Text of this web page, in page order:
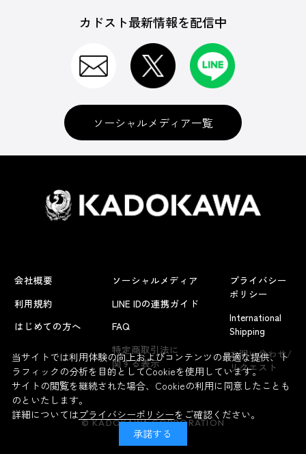
よくあるお問い合わせ
カドスト最新情報を配信中
ソーシャルメディア一覧
会社概要
利用規約
はじめての方へ
ソーシャルメディア
LINE IDの連携ガイド
FAQ
特定商取引法に
関する表示
プライバシー
ポリシー
International
Shipping
お問い合わせ/
リクエスト
© KADOKAWA CORPORATION
当サイトでは利用体験の向上およびコンテンツの最適な提供、ト
ラフィックの分析を目的としてCookieを使用しています。
サイトの閲覧を継続された場合、Cookieの利用に同意したことも
のといたします。
詳細についてはプライバシーポリシーをご確認ください。
承諾する